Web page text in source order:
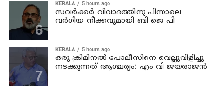
KERALA 5 hours ago
സവര്‍ക്കര്‍ വിവാദത്തിനു പിന്നാലെ
വര്‍ഗീയ നീക്കവുമായി ബി ജെ പി
KERALA 5 hours ago
ഒരു ക്രിമിനല്‍ പോലീസിനെ വെല്ലുവിളിച്ചു
നടക്കുന്നത് ആശ്ചര്യം: എം വി ജയരാജന്‍